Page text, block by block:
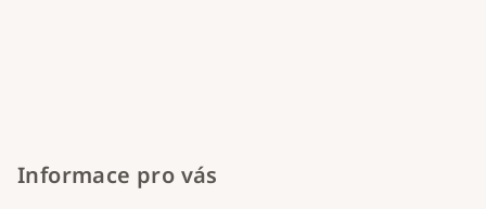
Informace pro vás